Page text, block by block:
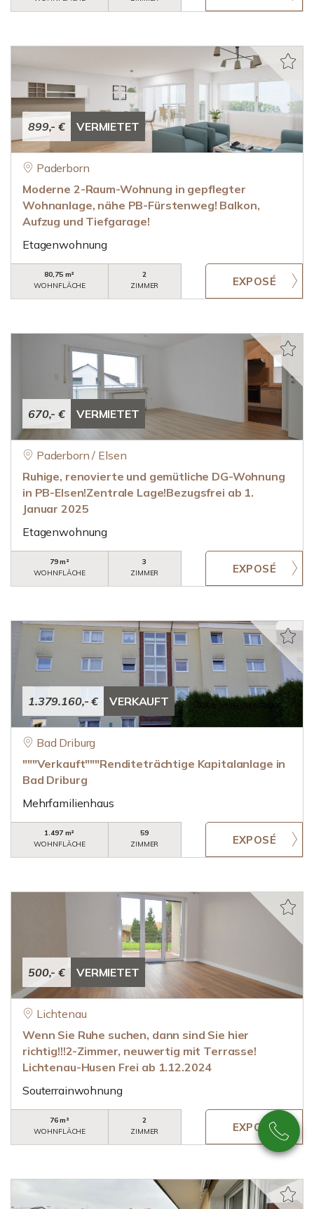
899,- € VERMIETET
Paderborn
Moderne 2-Raum-Wohnung in gepflegter
Wohnanlage, nähe PB-Fürstenweg! Balkon,
Aufzug und Tiefgarage!
Etagenwohnung
80,75 m²
WOHNFLÄCHE
2
ZIMMER
670,- € VERMIETET
Paderborn / Elsen
Ruhige, renovierte und gemütliche DG-Wohnung
in PB-Elsen!Zentrale Lage!Bezugsfrei ab 1.
Januar 2025
Etagenwohnung
79 m²
WOHNFLÄCHE
3
ZIMMER
1.379.160,- € VERKAUFT
Bad Driburg
"""Verkauft"""Renditeträchtige Kapitalanlage in
Bad Driburg
Mehrfamilienhaus
1.497 m²
WOHNFLÄCHE
59
ZIMMER
500,- € VERMIETET
Lichtenau
Wenn Sie Ruhe suchen, dann sind Sie hier
richtig!!!2-Zimmer, neuwertig mit Terrasse!
Lichtenau-Husen Frei ab 1.12.2024
Souterrainwohnung
76 m²
WOHNFLÄCHE
2
ZIMMER